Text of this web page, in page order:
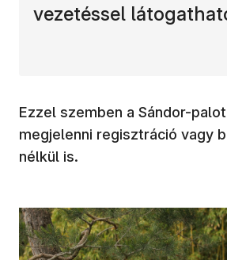
vezetéssel
Ezzel szemben a Sándor-
megjelenni regisztráció vagy
nélkül is.